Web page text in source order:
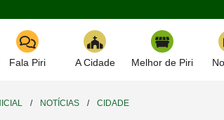
Fala Piri A Cidade Melhor de Piri
/ NOTÍCIAS / CIDADE